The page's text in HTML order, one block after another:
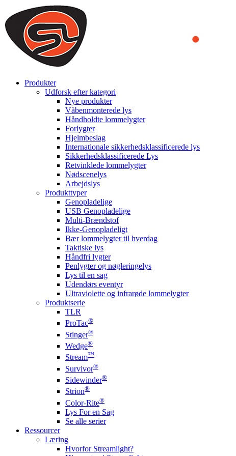
We use cookies to ensure that we provide you the best experience on
you a better experience. To learn more or to find out how you can
ACCEPT AND CLOSE
Produkter
Udforsk efter kategori
Nye produkter
Våbenmonterede lys
Håndholdte lommelygter
Forlygter
Hjelmbeslag
Internationale sikkerhedsklassificerede lys
Sikkerhedsklassificerede Lys
Retvinklede lommelygter
Nødscenelys
Arbejdslys
Produkttyper
Genopladelige
USB Genopladelige
Multi-Brændstof
Ikke-Genopladeligt
Bær lommelygter til hverdag
Taktiske lys
Håndfri lygter
Penlygter og nøgleringelys
Lys til en sag
Udendørs eventyr
Ultraviolette og infrarøde lommelygter
Produktserie
TLR
ProTac®
Stinger®
Wedge®
Stream™
Survivor®
Sidewinder®
Strion®
Color-Rite®
Lys For en Sag
Se alle serier
Ressourcer
Læring
Hvorfor Streamlight?